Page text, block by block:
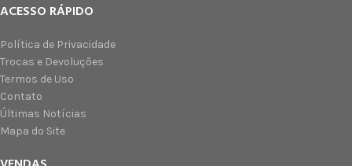
ACESSO RÁPIDO
Política de Privacidade
Trocas e Devoluções
Termos de Uso
Contato
Últimas Notícias
Mapa do Site